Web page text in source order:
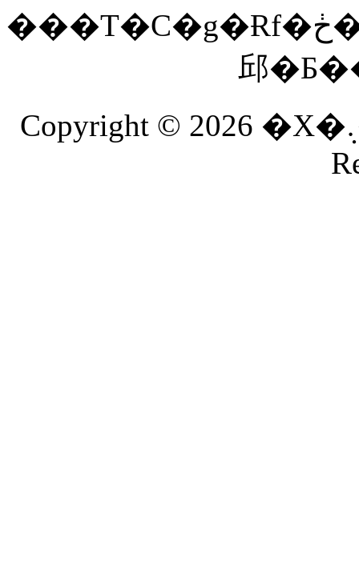
���T�C�g�Ɍf�ڂ���Ă�����E�ʐ^���𖳒f�Ōf�ځE�]�p���
Copyright © 2026 �X�܉��i����.NET. All Rights